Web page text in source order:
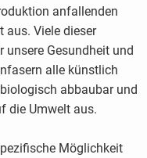
anfallenden
aus. Viele dieser
Gesundheit und
alle künstlich
abbaubar und
die Umwelt aus.
Möglichkeit